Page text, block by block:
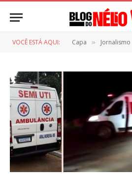
VOCÊ ESTÁ AQUI: Capa » Jornalismo